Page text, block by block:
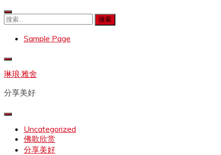
Skip
to
搜
Sample Page
琳琅·雅舍
分享美好
Uncategorized
佛歌欣赏
分享美好